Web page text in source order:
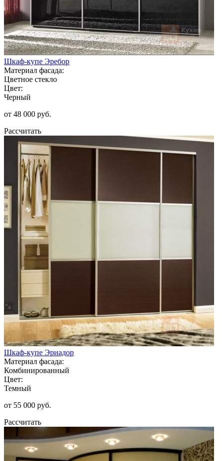
Шкаф-купе Эребор
Материал фасада:
Цветное стекло
Цвет:
Черный
от 48 000 руб.
Рассчитать
Шкаф-купе Эриадор
Материал фасада:
Комбинированный
Цвет:
Темный
от 55 000 руб.
Рассчитать